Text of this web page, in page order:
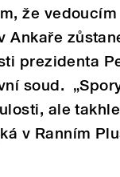
že
Ankaře
prezidenta
soud.
ale
v Ranním